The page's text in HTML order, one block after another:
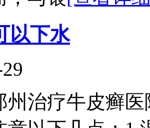
以下水
州治疗牛皮癣